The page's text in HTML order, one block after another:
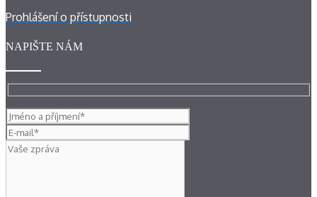
Prohlášení o přístupnosti
NAPIŠTE NÁM